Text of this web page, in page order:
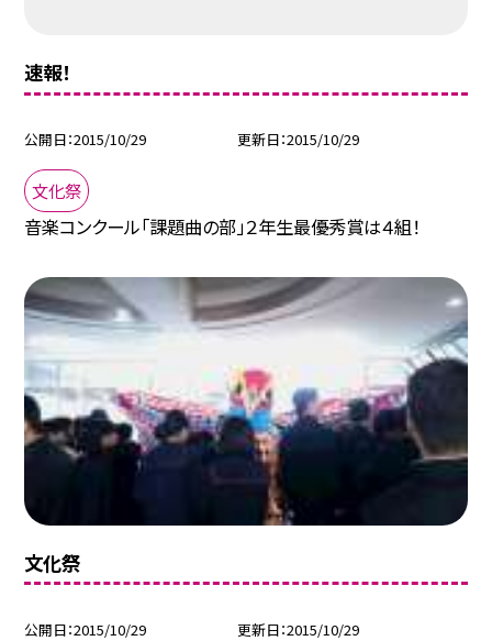
速報！
公開日 2015/10/29 更新日 2015/10/29
文化祭
音楽コンクール「課題曲の部」２年生最優秀賞は４組！
文化祭
公開日 2015/10/29 更新日 2015/10/29